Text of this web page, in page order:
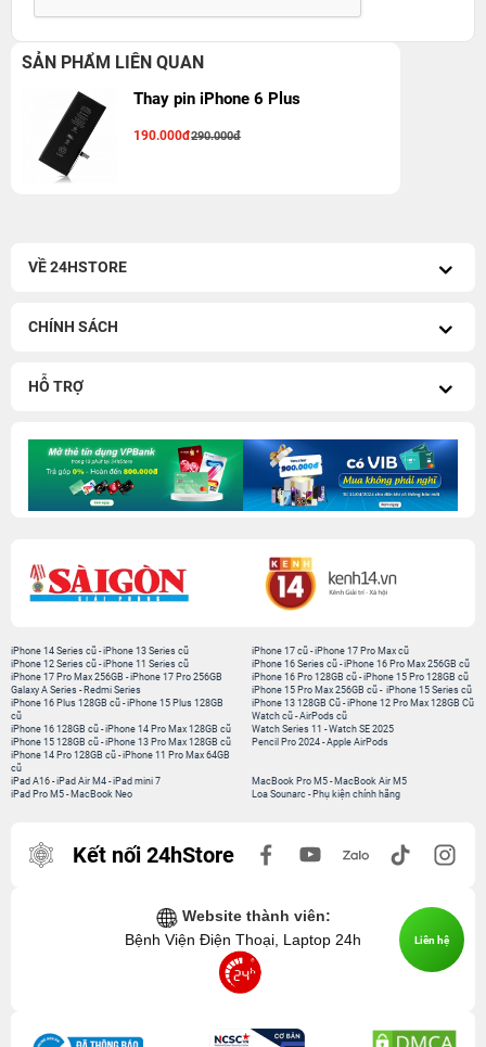
SẢN PHẨM LIÊN QUAN
Thay pin iPhone 6 Plus
190.000đ290.000đ
VỀ 24HSTORE
CHÍNH SÁCH
HỖ TRỢ
iPhone 14 Series cũ -iPhone 13 Series cũ
iPhone 12 Series cũ -iPhone 11 Series cũ
iPhone 17 Pro Max 256GB -iPhone 17 Pro 256GB
Galaxy A Series - Redmi Series
iPhone 17 cũ-iPhone 17 Pro Max cũ
iPhone 16 Series cũ- iPhone 16 Pro Max 256GB cũ
iPhone 16 Pro 128GB cũ-iPhone 15 Pro 128GB cũ
iPhone 15 Pro Max 256GB cũ- iPhone 15 Series cũ
iPhone 16 Plus 128GB cũ -iPhone 15 Plus 128GB
cũ
iPhone 16 128GB cũ -iPhone 14 Pro Max 128GB cũ
iPhone 15 128GB cũ -iPhone 13 Pro Max 128GB cũ
iPhone 14 Pro 128GB cũ -iPhone 11 Pro Max 64GB
cũ
iPhone 13 128GB Cũ-iPhone 12 Pro Max 128GB Cũ
Watch cũ-AirPods cũ
Watch Series 11 -Watch SE 2025
Pencil Pro 2024-Apple AirPods
iPad A16 -iPad Air M4 -iPad mini 7
iPad Pro M5 - MacBook Neo
MacBook Pro M5- MacBook Air M5
Loa Sounarc- Phụ kiện chính hãng
Kết nối 24hStore
Website thành viên:
Bệnh Viện Điện Thoại, Laptop 24h
Liên hệ